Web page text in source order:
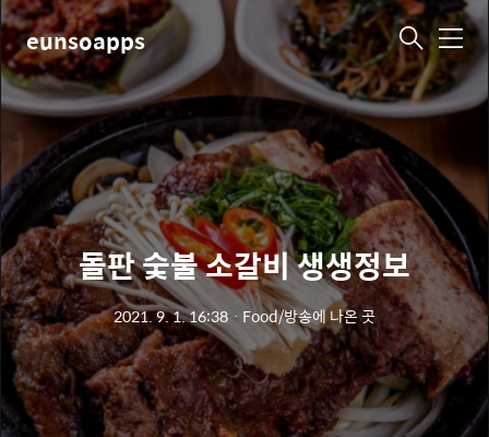
eunsoapps 메
뉴
돌판 숯불 소갈비 생생정보
2021. 9. 1. 16:38 ㆍ Food/방송에 나온 곳